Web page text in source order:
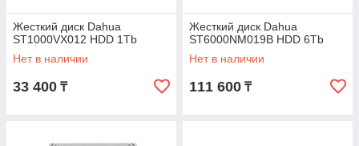
Жесткий диск Dahua
ST1000VX012 HDD 1Tb
Нет в наличии
33 400 ₸
Жесткий диск Dahua
ST6000NM019B HDD 6Tb
Нет в наличии
111 600 ₸